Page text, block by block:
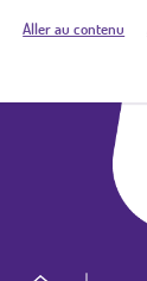
Aller au contenu